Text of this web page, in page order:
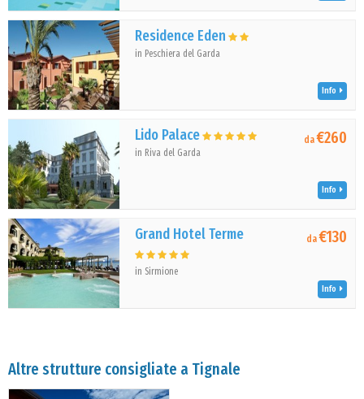
Residence Eden
in Peschiera del Garda
Info
Lido Palace
in Riva del Garda
da€260
Info
Grand Hotel Terme
in Sirmione
da€130
Info
Altre strutture consigliate a Tignale